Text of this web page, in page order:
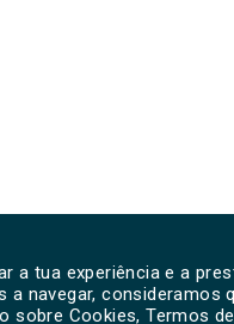
a tua experiência e a
navegar, consideramos
sobre Cookies, Termos